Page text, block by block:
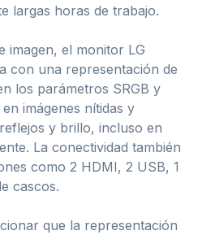
largas horas de trabajo.
imagen, el monitor LG
con una representación de
los parámetros SRGB y
imágenes nítidas y
y brillo, incluso en
La conectividad también
como 2 HDMI, 2 USB, 1
cascos.
que la representación